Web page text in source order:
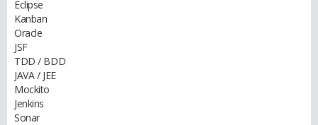
Eclipse
Kanban
Oracle
JSF
TDD / BDD
JAVA / JEE
Mockito
Jenkins
Sonar